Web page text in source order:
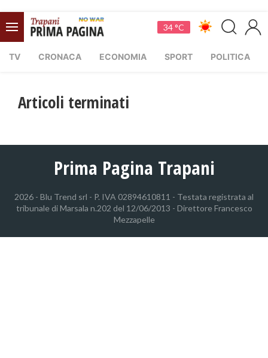
34 °C
TV CRONACA ECONOMIA SPORT POLITICA
Articoli terminati
Prima Pagina Trapani
2026 - Blu Trend srl - P. IVA 02894610811 - Testata registrata al
tribunale di Marsala n.202 del 12/06/2013 - Direttore Francesco
Mezzapelle